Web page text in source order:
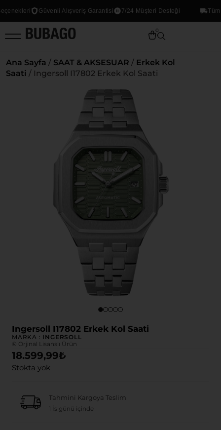
Güvenli Alışveriş Garantisi 7/24 Müşteri Desteği Tüm
0
Ana Sayfa / SAAT & AKSESUAR / Erkek Kol
Saati / Ingersoll I17802 Erkek Kol Saati
Ingersoll I17802 Erkek Kol Saati
MARKA : INGERSOLL
® Orjinal Lisanslı Ürün
18.599,99₺
Stokta yok
Tahmini Kargoya Teslim
1 İş günü içinde